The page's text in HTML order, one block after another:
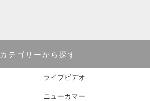
カテゴリーから探す
ライブビデオ
ニューカマー